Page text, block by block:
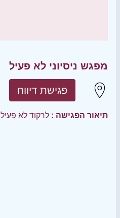
מפגש ניסיוני לא פעיל
פגישת דיווח
תיאור הפגישה : לרקוד לא פעיל